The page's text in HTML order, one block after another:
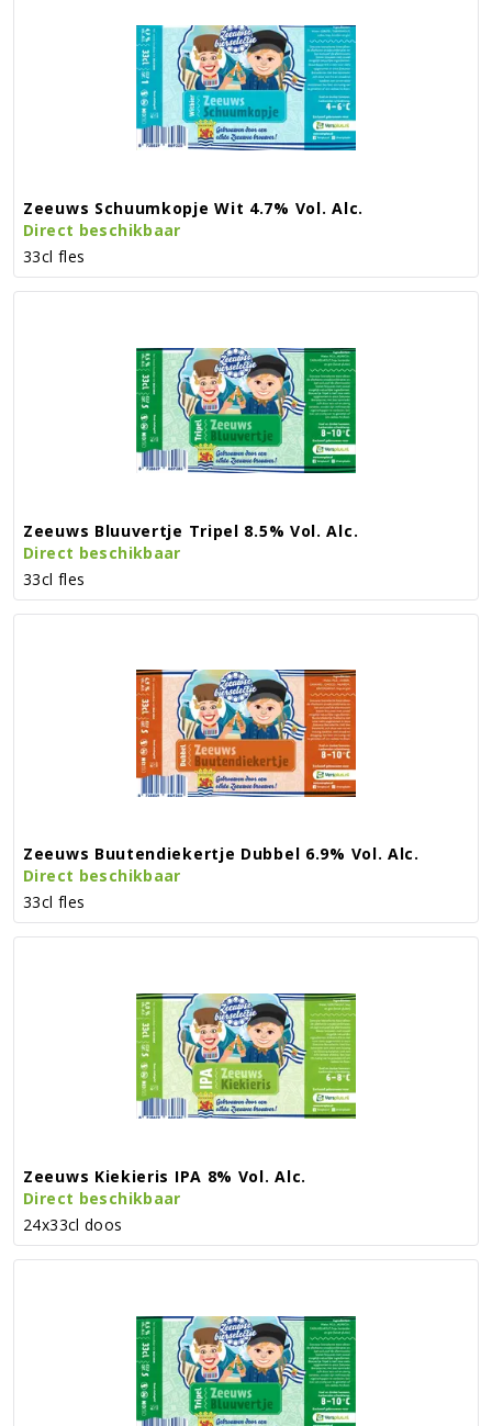
Zeeuws Schuumkopje Wit 4.7% Vol. Alc.
Direct beschikbaar
33cl fles
Zeeuws Bluuvertje Tripel 8.5% Vol. Alc.
Direct beschikbaar
33cl fles
Zeeuws Buutendiekertje Dubbel 6.9% Vol. Alc.
Direct beschikbaar
33cl fles
Zeeuws Kiekieris IPA 8% Vol. Alc.
Direct beschikbaar
24x33cl doos